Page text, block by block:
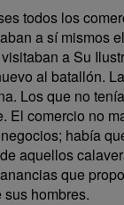
todos los
a sí mismos
a Su
al batallón.
Los que no
El comercio no
había
aquellos
que
hombres.